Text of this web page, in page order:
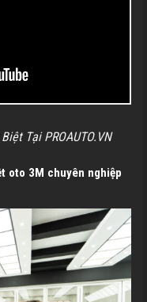
Tại PROAUTO.VN
oto 3M chuyên nghiệp